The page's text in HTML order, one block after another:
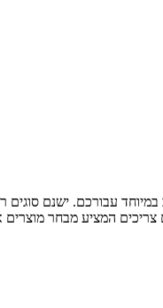
עבורכם. ישנם סוגים
המציע מבחר מוצרים